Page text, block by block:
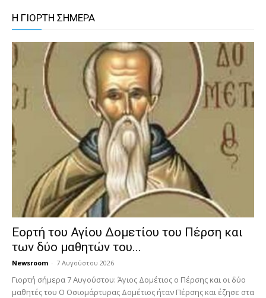
Η ΓΙΟΡΤΗ ΣΗΜΕΡΑ
Εορτή του Αγίου Δομετίου του Πέρση και
των δύο μαθητών του...
Newsroom - 7 Αυγούστου 2026
Γιορτή σήμερα 7 Αυγούστου: Άγιος Δομέτιος ο Πέρσης και οι δύο
μαθητές του Ο Oσιομάρτυρας Δομέτιος ήταν Πέρσης και έζησε στα